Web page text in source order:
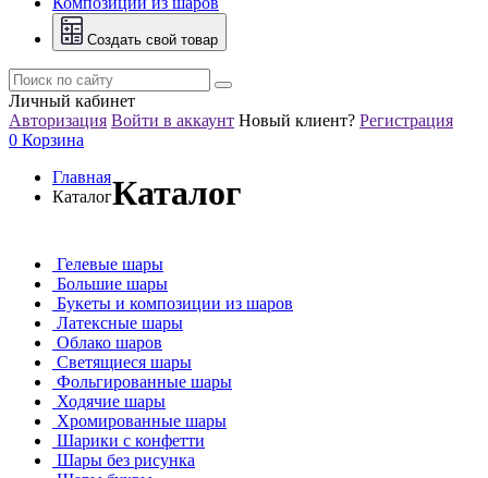
Создать свой товар
Личный кабинет
Авторизация Войти в аккаунт Новый клиент? Регистрация
0 Корзина
Главная
КаталогКаталог
Гелевые шары
Большие шары
Букеты и композиции из шаров
Латексные шары
Облако шаров
Светящиеся шары
Фольгированные шары
Ходячие шары
Хромированные шары
Шарики с конфетти
Шары без рисунка